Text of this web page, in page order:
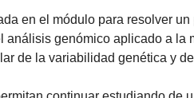
en el módulo para resolver
genómico aplicado a la
de la variabilidad genética y